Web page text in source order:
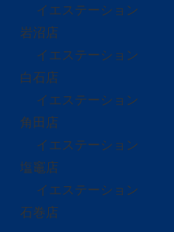
イエステーション
岩沼店
イエステーション
白石店
イエステーション
角田店
イエステーション
塩竈店
イエステーション
石巻店